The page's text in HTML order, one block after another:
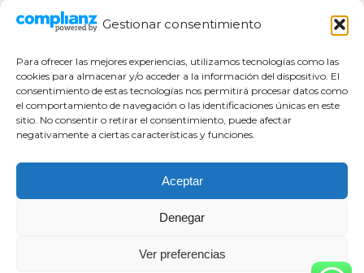
Gestionar consentimiento
Para ofrecer las mejores experiencias, utilizamos tecnologías como las
cookies para almacenar y/o acceder a la información del dispositivo. El
consentimiento de estas tecnologías nos permitirá procesar datos como
el comportamiento de navegación o las identificaciones únicas en este
sitio. No consentir o retirar el consentimiento, puede afectar
negativamente a ciertas características y funciones.
Aceptar
Denegar
Ver preferencias
Política de privacidad
Política de cookies actualizada
Todos los derechos pertenecen a Mar Milla Sánchez © 2026